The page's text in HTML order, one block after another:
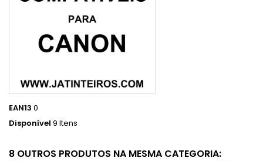
EAN13 0
Disponível 9 Itens
8 OUTROS PRODUTOS NA MESMA CATEGORIA: